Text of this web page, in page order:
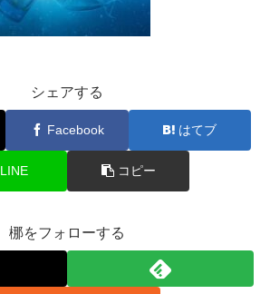
シェアする
Facebook はてブ
LINE コピー
梛をフォローする